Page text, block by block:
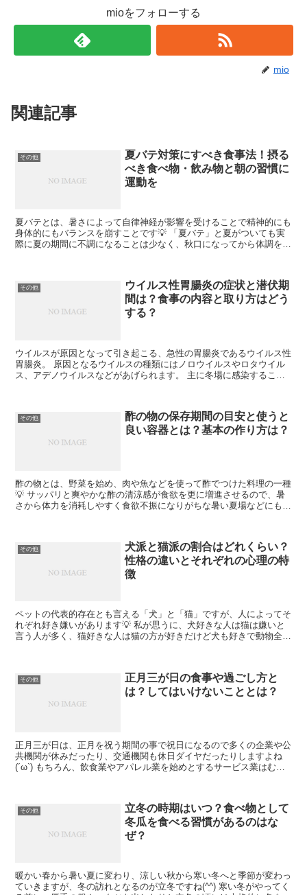
mioをフォローする
mio
関連記事
その他
夏バテ対策にすべき食事法！摂る
べき食べ物・飲み物と朝の習慣に
運動を
夏バテとは、暑さによって自律神経が影響を受けることで精神的にも
身体的にもバランスを崩すことです💡 「夏バテ」と夏がついても実
際に夏の期間に不調になることは少なく、秋口になってから体調を崩
その他
ウイルス性胃腸炎の症状と潜伏期
間は？食事の内容と取り方はどう
する？
ウイルスが原因となって引き起こる、急性の胃腸炎であるウイルス性
胃腸炎。 原因となるウイルスの種類にはノロウイルスやロタウイル
ス、アデノウイルスなどがあげられます。 主に冬場に感染すること
その他
酢の物の保存期間の目安と使うと
良い容器とは？基本の作り方は？
酢の物とは、野菜を始め、肉や魚などを使って酢でつけた料理の一種
💡 サッパリと爽やかな酢の清涼感が食欲を更に増進させるので、暑
さから体力を消耗しやすく食欲不振になりがちな暑い夏場などにもよ
その他
犬派と猫派の割合はどれくらい？
性格の違いとそれぞれの心理の特
徴
ペットの代表的存在とも言える「犬」と「猫」ですが、人によってそ
れぞれ好き嫌いがあります💡 私が思うに、犬好きな人は猫は嫌いと
言う人が多く、猫好きな人は猫の方が好きだけど犬も好きで動物全般
その他
正月三が日の食事や過ごし方と
は？してはいけないこととは？
正月三が日は、正月を祝う期間の事で祝日になるので多くの企業や公
共機関が休みだったり、交通機関も休日ダイヤだったりしますよね
(´ω`) もちろん、飲食業やアパレル業を始めとするサービス業はむし
その他
立冬の時期はいつ？食べ物として
冬瓜を食べる習慣があるのはな
ぜ？
暖かい春から暑い夏に変わり、涼しい秋から寒い冬へと季節が変わっ
ていきますが、冬の訪れとなるのが立冬ですね(^^) 寒い冬がやってく